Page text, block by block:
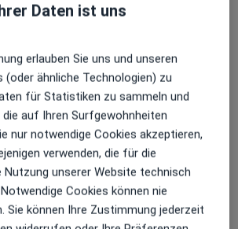
mein Team
sich durch ein engagiertes
und qualifizierten
aus, die sich durch ihre
ihr Einfühlungsvermögen in die
Patientinnen auszeichnen. Wir
Spektrum an physiotherapeutischen
von der klassischen
über manuelle Therapie bis hin zu
wie der Lymphdrainage und der
zentral in Dortmund Hombruch
Krankheiten
Daten ist uns
erlauben Sie uns und unseren
(oder ähnliche Technologien) zu
für Statistiken zu sammeln und
auf Ihren Surfgewohnheiten
nur notwendige Cookies akzeptieren,
verwenden, die für die
Nutzung unserer Website technisch
Cookies können nie
Sie können Ihre Zustimmung jederzeit